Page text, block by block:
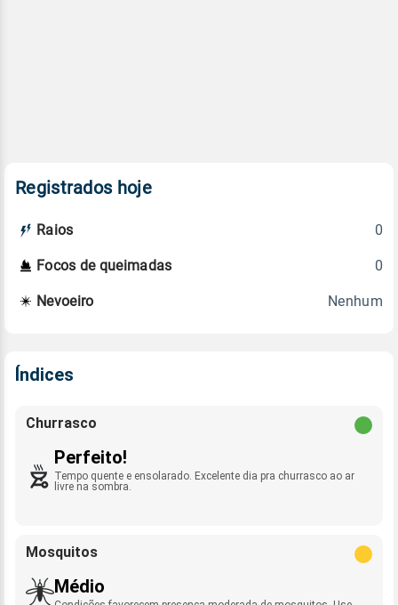
Registrados hoje
Raios 0
Focos de queimadas 0
Nevoeiro Nenhum
Índices
Churrasco
Perfeito!
Tempo quente e ensolarado. Excelente dia pra churrasco ao ar
livre na sombra.
Mosquitos
Médio